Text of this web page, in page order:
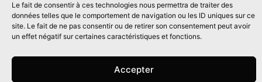
Le fait de consentir à ces technologies nous permettra de traiter des
données telles que le comportement de navigation ou les ID uniques sur ce
site. Le fait de ne pas consentir ou de retirer son consentement peut avoir
un effet négatif sur certaines caractéristiques et fonctions.
Accepter